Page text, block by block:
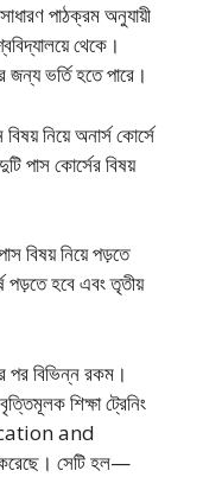
পাঠক্রম অনুযায়ী
থেকে।
জন্য ভর্তি হতে পারে।
নিয়ে অনার্স কোর্সে
পাস কোর্সের বিষয়
বিষয় নিয়ে পড়তে
পড়তে হবে এবং তৃতীয়
পর বিভিন্ন রকম।
শিক্ষা ট্রেনিং
and
সেটি হল—